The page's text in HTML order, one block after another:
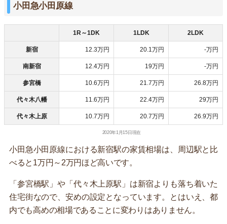
小田急小田原線
1R～1DK 1LDK 2LDK
新宿 12.3万円 20.1万円 -万円
南新宿 12.4万円 19万円 -万円
参宮橋 10.6万円 21.7万円 26.8万円
代々木八幡 11.6万円 22.4万円 29万円
代々木上原 10.7万円 20.7万円 26.9万円
2020年1月15日現在
小田急小田原線における新宿駅の家賃相場は、周辺駅と比
べると1万円～2万円ほど高いです。
「参宮橋駅」や「代々木上原駅」は新宿よりも落ち着いた
住宅街なので、安めの設定となっています。とはいえ、都
内でも高めの相場であることに変わりはありません。